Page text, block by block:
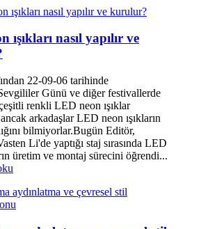
ışıkları nasıl yapılır ve
22-09-06 tarihinde
Günü ve diğer festivallerde
renkli LED neon ışıklar
arkadaşlar LED neon ışıkların
bilmiyorlar.Bugün Editör,
Li'de yaptığı staj sırasında LED
üretim ve montaj sürecini öğrendi...